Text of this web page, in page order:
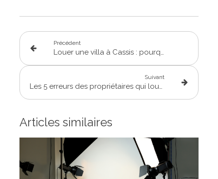
Précédent
Suivant
Articles similaires